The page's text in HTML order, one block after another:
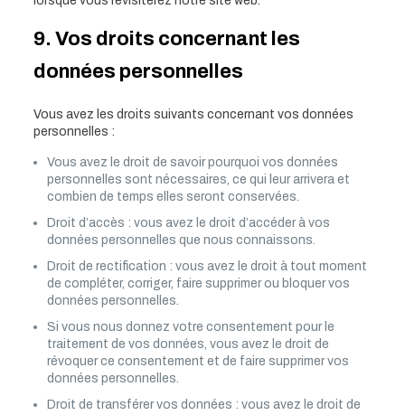
9. Vos droits concernant les
données personnelles
Vous avez les droits suivants concernant vos données
personnelles :
Vous avez le droit de savoir pourquoi vos données
personnelles sont nécessaires, ce qui leur arrivera et
combien de temps elles seront conservées.
Droit d’accès : vous avez le droit d’accéder à vos
données personnelles que nous connaissons.
Droit de rectification : vous avez le droit à tout moment
de compléter, corriger, faire supprimer ou bloquer vos
données personnelles.
Si vous nous donnez votre consentement pour le
traitement de vos données, vous avez le droit de
révoquer ce consentement et de faire supprimer vos
données personnelles.
Droit de transférer vos données : vous avez le droit de